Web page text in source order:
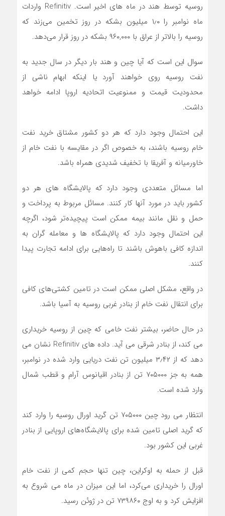
روسیه توسط هند در ماه های اخیر است. Refinitiv واردات
ماه نوامبر را ۱٫۰ میلیون بشکه در روز تخمین می‌زند که
روسیه را بالاتر از عراق با ۹۶۰,۰۰۰ بشکه در روز قرار می‌دهد.
سوال این است که آیا چین و هند بار دیگر در سال جدید به
نفت روسیه روی خواهند آورد یا اینکه ابهام ناشی از
محدودیت قیمت و ممنوعیت اتحادیه اروپا ادامه خواهد
داشت.
این احتمال وجود دارد که هر دو کشور مشتاق خرید نفت
خام روسیه باشند، به خصوص اگر در مقایسه با نفت خام از
خاورمیانه و آفریقا با تخفیف شدیدی همراه باشد.
اما مسائل متعددی وجود دارد که پالایشگاه های هر دو
کشور باید در مورد آنها کار کنند. مسائل مربوط به پرداخت و
حمل و نقل مانند بیمه ممکن است پیچیده‌تر شود، اگرچه
این احتمال وجود دارد که پالایشگاه ها و معامله گران به
اندازه کافی باهوش باشند تا راه‌هایی برای ادامه تجارت پیدا
کنند.
در واقع، مشکل اصلی ممکن است در تامین کشتی‌های کافی
برای انتقال نفت خام از بنادر غربی روسیه به آسیا باشد.
در حال حاضر، بیشتر نفت خامی که چین از روسیه خریداری
می کند، از بنادر شرقی می آید. داده های Refinitiv نشان می
دهد که از ۳٫۴۲ میلیون تن نفت دریایی وارد شده در نوامبر،
همه به جز ۷۰۵۰۰۰ تن از بنادر اقیانوس آرام و قطب شمال
وارد شده است.
انتظار می رود چین ۷۰۵۰۰۰ تن گرید اورال روسیه را وارد کند
که گرید اصلی تامین شده برای پالایشگاه‌های اروپایی از بنادر
غربی این کشور بود.
قبل از حمله به اوکراین، چین تنها حجم کمی از نفت خام
اورال را خریداری می‌کرد، اما این میزان در ماه می شروع به
افزایش کرد و به اوج ۷۳۹۸۶۰ تن در ژوئن رسید.